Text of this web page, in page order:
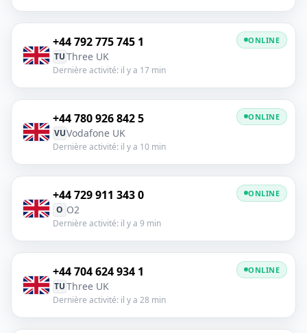
+44 792 775 745 1
TUThree UK
Dernière activité: il y a 17 min
ONLINE
+44 780 926 842 5
VUVodafone UK
Dernière activité: il y a 10 min
ONLINE
+44 729 911 343 0
O O2
Dernière activité: il y a 9 min
ONLINE
+44 704 624 934 1
TUThree UK
Dernière activité: il y a 28 min
ONLINE